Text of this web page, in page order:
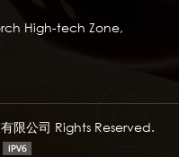
High-tech Zone,
限公司 Rights Reserved.